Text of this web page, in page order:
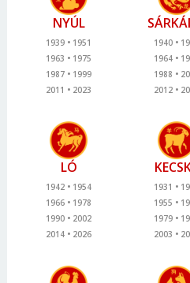
NYÚL
1939
1951
1963
1975
1987
1999
2011
2023
1940
1964
1988
2012
LÓ
1942
1954
1966
1978
1990
2002
2014
2026
1931
1955
1979
2003